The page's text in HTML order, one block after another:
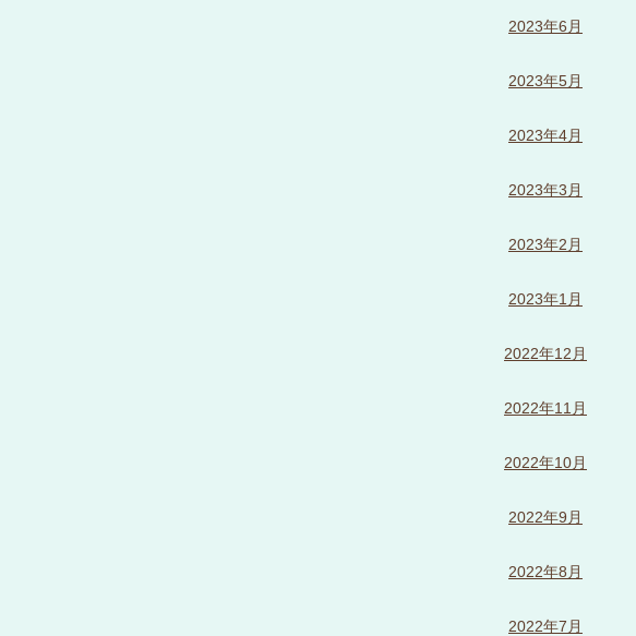
2023年6月
2023年5月
2023年4月
2023年3月
2023年2月
2023年1月
2022年12月
2022年11月
2022年10月
2022年9月
2022年8月
2022年7月